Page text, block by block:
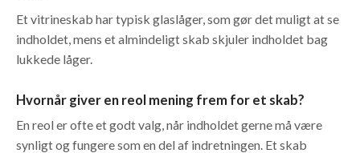
Et vitrineskab har typisk glaslåger, som gør det muligt at se
indholdet, mens et almindeligt skab skjuler indholdet bag
lukkede låger.
Hvornår giver en reol mening frem for et skab?
En reol er ofte et godt valg, når indholdet gerne må være
synligt og fungere som en del af indretningen. Et skab